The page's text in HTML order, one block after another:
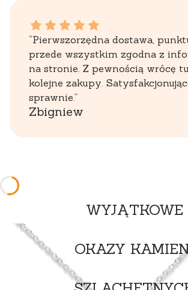
Zbigniew dał ocenę: 5
“Pierwszorzędna dostawa,
przede wszystkim zgodna z
na stronie. Z pewnością wrócę
kolejne zakupy.
sprawnie.”
Zbigniew
WYJĄTKOWE
OKAZY